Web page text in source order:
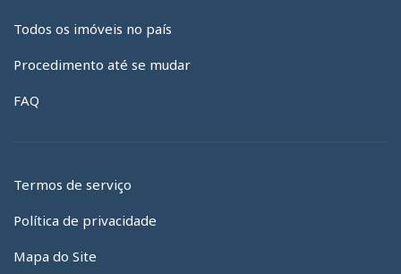
Todos os imóveis no país
Procedimento até se mudar
FAQ
Termos de serviço
Política de privacidade
Mapa do Site